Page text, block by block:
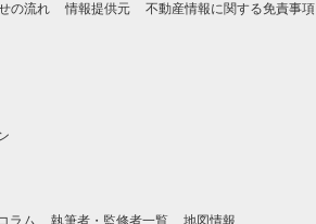
の流れ 情報提供元 不動産情報に関する免責事項
ラム 執筆者・監修者一覧 地図情報